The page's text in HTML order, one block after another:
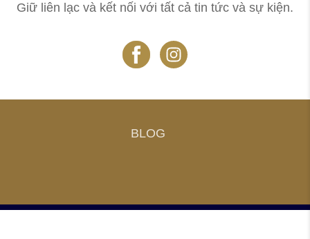
Giữ liên lạc và kết nối với tất cả tin tức và sự kiện.
BLOG